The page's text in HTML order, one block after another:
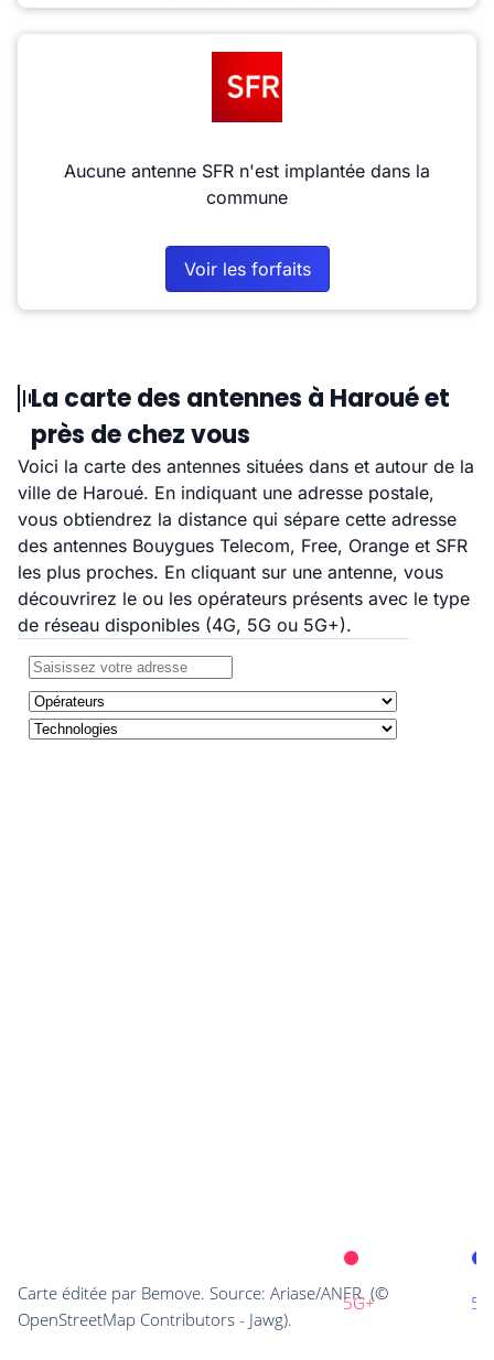
Aucune antenne SFR n'est implantée dans la
commune
Voir les forfaits
La carte des antennes à Haroué et
près de chez vous
Voici la carte des antennes situées dans et autour de la
ville de Haroué. En indiquant une adresse postale,
vous obtiendrez la distance qui sépare cette adresse
des antennes Bouygues Telecom, Free, Orange et SFR
les plus proches. En cliquant sur une antenne, vous
découvrirez le ou les opérateurs présents avec le type
de réseau disponibles (4G, 5G ou 5G+).